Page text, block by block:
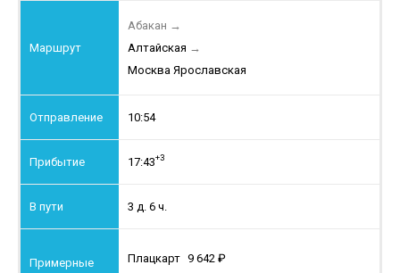
Абакан →
Алтайская →
Москва Ярославская
10:54
17:43+3
3 д. 6 ч.
Плацкарт 9 642